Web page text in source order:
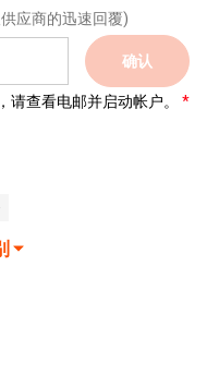
应商的迅速回覆)
确认
查看电邮并启动帐户。